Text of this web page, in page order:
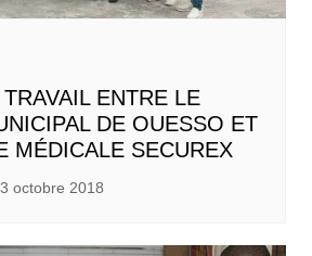
ENTRE LE
DE OUESSO ET
MÉDICALE SECUREX
octobre 2018